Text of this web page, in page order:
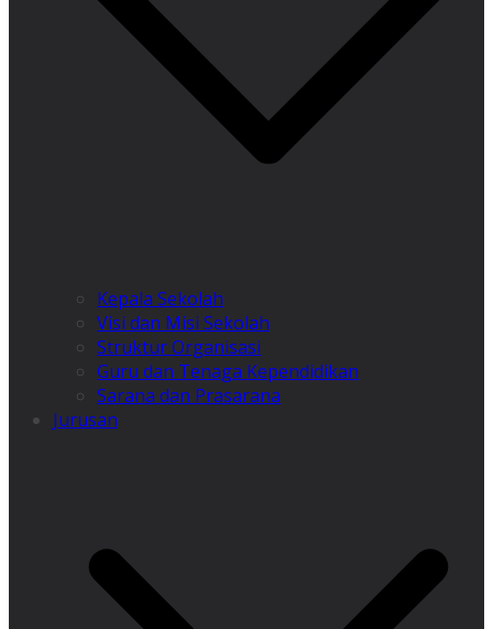
Kepala Sekolah
Visi dan Misi Sekolah
Struktur Organisasi
Guru dan Tenaga Kependidikan
Sarana dan Prasarana
Jurusan